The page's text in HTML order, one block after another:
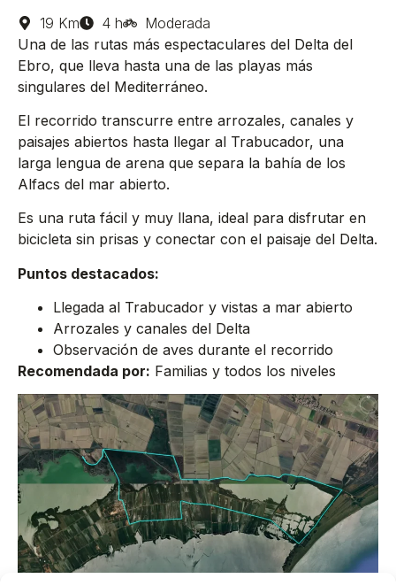
19 Km 4 h
Moderada
Una de las rutas más espectaculares del Delta del
Ebro, que lleva hasta una de las playas más
singulares del Mediterráneo.
El recorrido transcurre entre arrozales, canales y
paisajes abiertos hasta llegar al Trabucador, una
larga lengua de arena que separa la bahía de los
Alfacs del mar abierto.
Es una ruta fácil y muy llana, ideal para disfrutar en
bicicleta sin prisas y conectar con el paisaje del Delta.
Puntos destacados:
Llegada al Trabucador y vistas a mar abierto
Arrozales y canales del Delta
Observación de aves durante el recorrido
Recomendada por: Familias y todos los niveles